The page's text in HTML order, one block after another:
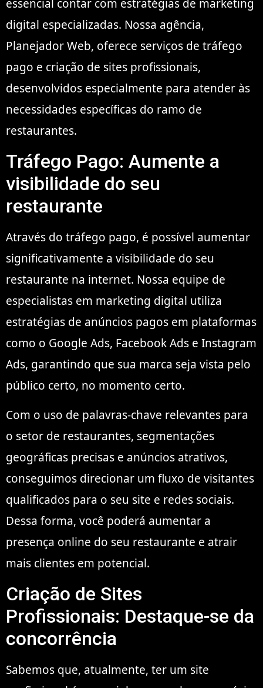
essencial contar com estratégias de marketing
digital especializadas. Nossa agência,
Planejador Web, oferece serviços de tráfego
pago e criação de sites profissionais,
desenvolvidos especialmente para atender às
necessidades específicas do ramo de
restaurantes.
Tráfego Pago: Aumente a
visibilidade do seu
restaurante
Através do tráfego pago, é possível aumentar
significativamente a visibilidade do seu
restaurante na internet. Nossa equipe de
especialistas em marketing digital utiliza
estratégias de anúncios pagos em plataformas
como o Google Ads, Facebook Ads e Instagram
Ads, garantindo que sua marca seja vista pelo
público certo, no momento certo.
Com o uso de palavras-chave relevantes para
o setor de restaurantes, segmentações
geográficas precisas e anúncios atrativos,
conseguimos direcionar um fluxo de visitantes
qualificados para o seu site e redes sociais.
Dessa forma, você poderá aumentar a
presença online do seu restaurante e atrair
mais clientes em potencial.
Criação de Sites
Profissionais: Destaque-se da
concorrência
Sabemos que, atualmente, ter um site